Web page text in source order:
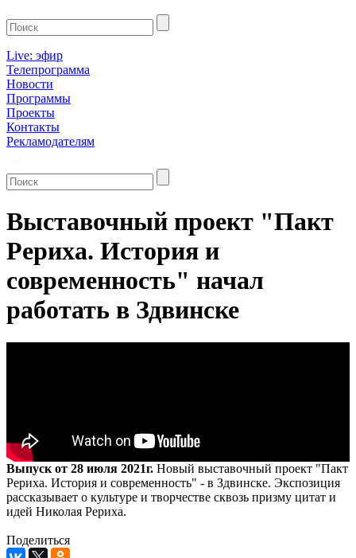
Live: эфир
Телепрограмма
Новости
Программы
Проекты
Контакты
Рекламодателям
Выставочный проект "Пакт
Рериха. История и
современность" начал
работать в Здвинске
Выпуск от 28 июля 2021г. Новый выставочный проект "Пакт
Рериха. История и современность" - в Здвинске. Экспозиция
рассказывает о культуре и творчестве сквозь призму цитат и
идей Николая Рериха.
Поделиться